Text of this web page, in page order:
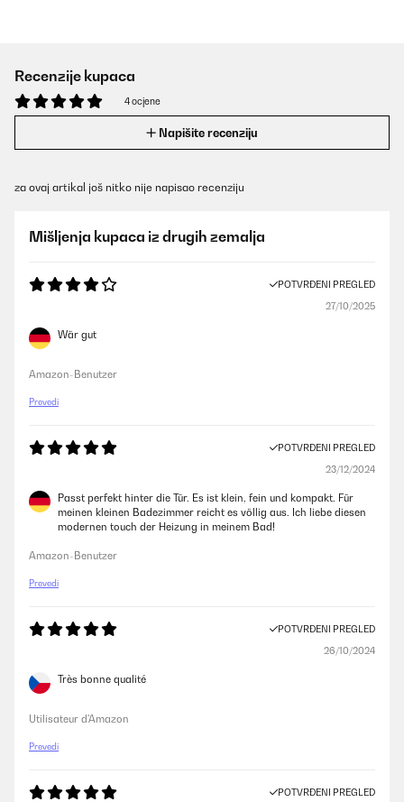
Recenzije kupaca
4 ocjene
Napišite recenziju
za ovaj artikal još nitko nije napisao recenziju
Mišljenja kupaca iz drugih zemalja
POTVRĐENI PREGLED
27/10/2025
Wär gut
Amazon-Benutzer
Prevedi
POTVRĐENI PREGLED
23/12/2024
Passt perfekt hinter die Tür. Es ist klein, fein und kompakt. Für
meinen kleinen Badezimmer reicht es völlig aus. Ich liebe diesen
modernen touch der Heizung in meinem Bad!
Amazon-Benutzer
Prevedi
POTVRĐENI PREGLED
26/10/2024
Très bonne qualité
Utilisateur d'Amazon
Prevedi
POTVRĐENI PREGLED